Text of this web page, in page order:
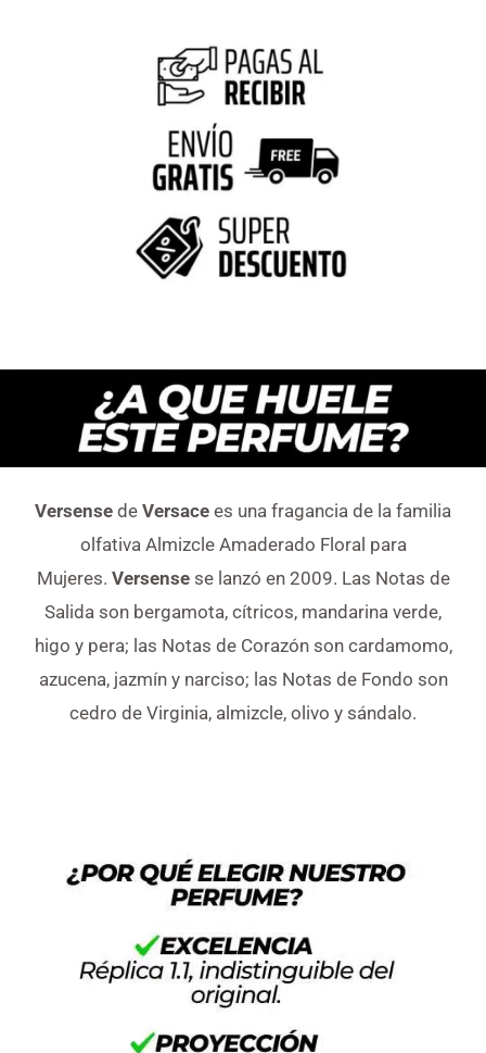
Versense de Versace es una fragancia de la familia
olfativa Almizcle Amaderado Floral para
Mujeres. Versensese lanzó en 2009. Las Notas de
Salida son bergamota, cítricos, mandarina verde,
higo y pera; las Notas de Corazón son cardamomo,
azucena, jazmín y narciso; las Notas de Fondo son
cedro de Virginia, almizcle, olivo y sándalo.